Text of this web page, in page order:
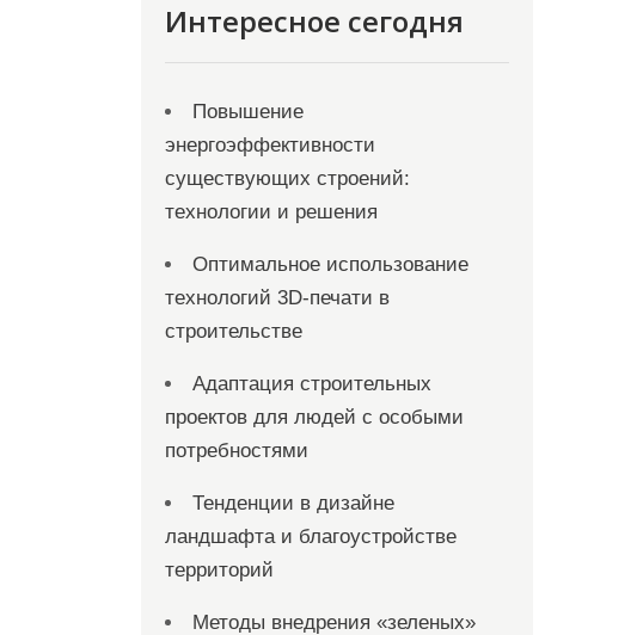
Интересное сегодня
Повышение
энергоэффективности
существующих строений:
технологии и решения
Оптимальное использование
технологий 3D-печати в
строительстве
Адаптация строительных
проектов для людей с особыми
потребностями
Тенденции в дизайне
ландшафта и благоустройстве
территорий
Методы внедрения «зеленых»